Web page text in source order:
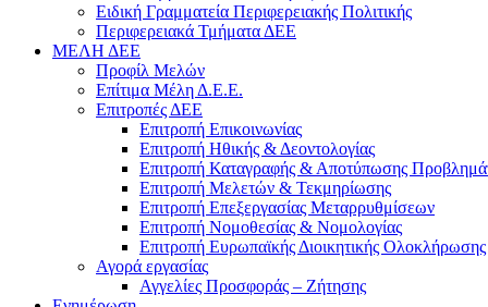
Ειδική Γραμματεία Περιφερειακής Πολιτικής
Περιφερειακά Τμήματα ΔΕΕ
ΜΕΛΗ ΔΕΕ
Προφίλ Μελών
Επίτιμα Mέλη Δ.Ε.Ε.
Επιτροπές ΔΕΕ
Επιτροπή Επικοινωνίας
Επιτροπή Ηθικής & Δεοντολογίας
Επιτροπή Καταγραφής & Αποτύπωσης
Επιτροπή Μελετών & Τεκμηρίωσης
Επιτροπή Επεξεργασίας Μεταρρυθμίσεων
Επιτροπή Νομοθεσίας & Νομολογίας
Επιτροπή Ευρωπαϊκής Διοικητικής Ολοκλήρωσης
Αγορά εργασίας
Αγγελίες Προσφοράς – Ζήτησης